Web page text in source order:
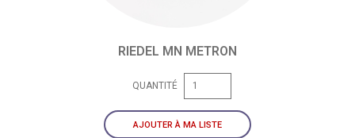
RIEDEL MN METRON
QUANTITÉ
AJOUTER À MA LISTE